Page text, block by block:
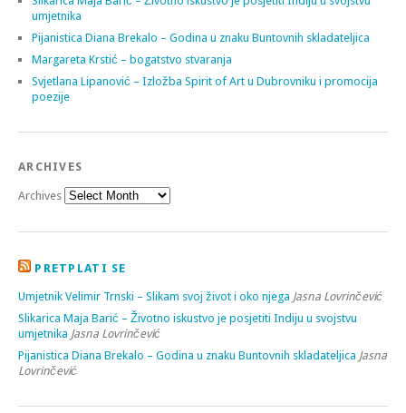
umjetnika
Pijanistica Diana Brekalo – Godina u znaku Buntovnih skladateljica
Margareta Krstić – bogatstvo stvaranja
Svjetlana Lipanović – Izložba Spirit of Art u Dubrovniku i promocija
poezije
ARCHIVES
Archives
PRETPLATI SE
Umjetnik Velimir Trnski – Slikam svoj život i oko njega Jasna Lovrinčević
Slikarica Maja Barić – Životno iskustvo je posjetiti Indiju u svojstvu
umjetnika Jasna Lovrinčević
Pijanistica Diana Brekalo – Godina u znaku Buntovnih skladateljica Jasna
Lovrinčević